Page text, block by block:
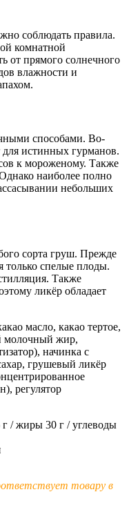
соблюдать правила.
комнатной
от прямого солнечного
влажности и
способами. Во-
для истинных гурманов.
к мороженому. Также
наиболее полно
небольших
сорта груш. Прежде
только спелые плоды.
Также
ликёр обладает
масло, какао тертое,
молочный жир,
начинка с
грушевый ликёр
регулятор
г / жиры 30 г / углеводы
товару в